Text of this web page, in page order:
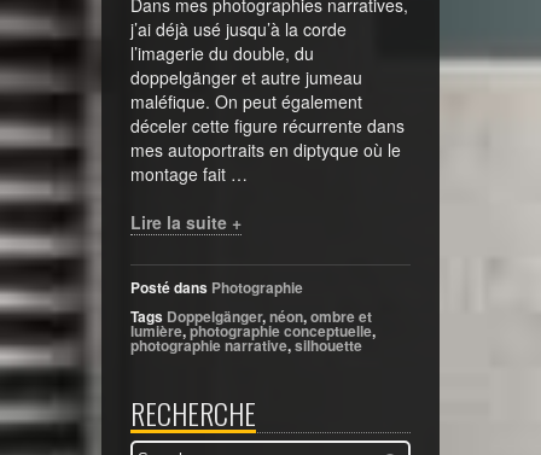
j’ai déjà usé jusqu’à la corde
l’imagerie du double, du
doppelgänger et autre jumeau
maléfique. On peut également
déceler cette figure récurrente dans
mes autoportraits en diptyque où le
montage fait …
Lire la suite +
Posté dans Photographie
Tags Doppelgänger,néon,ombre et
lumière,photographie conceptuelle,
photographie narrative,silhouette
RECHERCHE